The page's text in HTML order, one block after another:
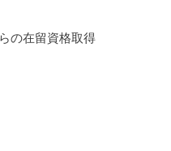
の在留資格取得